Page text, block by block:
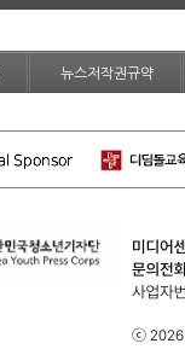
뉴스저작권규약